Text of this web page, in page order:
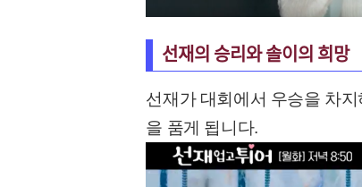
선재의 승리와 솔이의 희망
선재가 대회에서 우승을 차
을 품게 됩니다.